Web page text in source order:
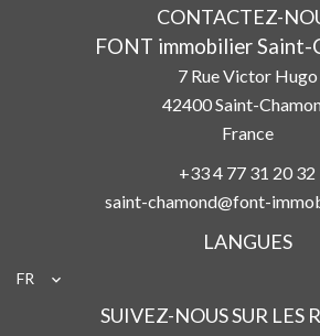
CONTACTEZ-
FONT immobilier Saint-
7 Rue Victor Hugo
42400Saint-
France
+33 4 77 31 20 32
saint-chamond@font-
LANGUES
FR
SUIVEZ-NOUS SUR LES